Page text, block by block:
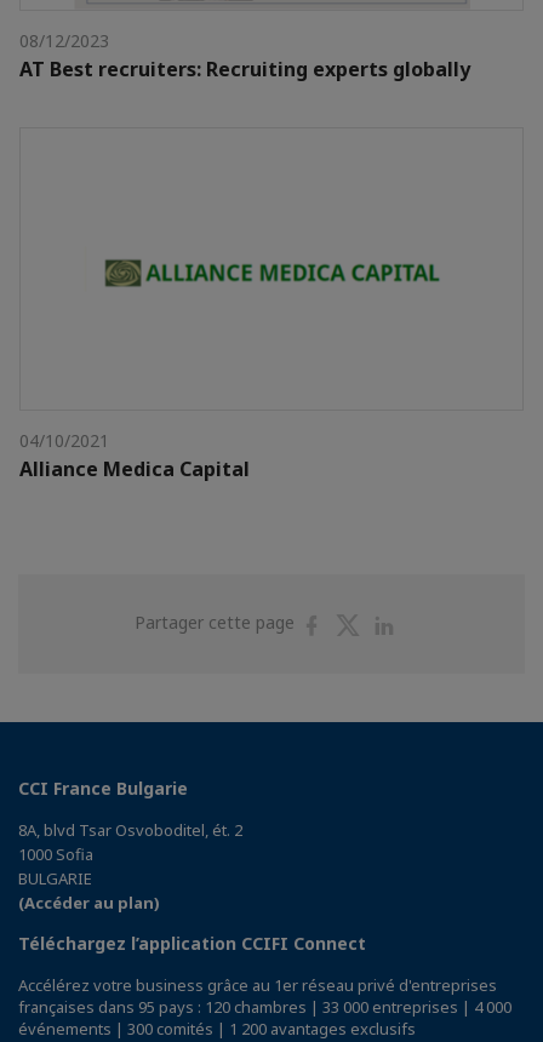
08/12/2023
AT Best recruiters: Recruiting experts globally
04/10/2021
Alliance Medica Capital
Partager cette page
PartagerPartager
CCI France Bulgarie
8A, blvd Tsar Osvoboditel, ét. 2
1000 Sofia
BULGARIE
(Accéder au plan)
Téléchargez l’application CCIFI Connect
Accélérez votre business grâce au 1er réseau privé d'entreprises
françaises dans 95 pays : 120 chambres | 33 000 entreprises | 4 000
événements | 300 comités | 1 200 avantages exclusifs